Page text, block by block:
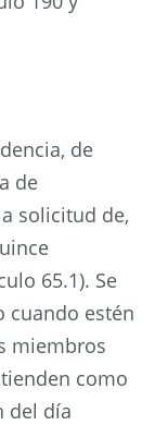
de
de
solicitud de,
65.1). Se
cuando estén
miembros
como
del día